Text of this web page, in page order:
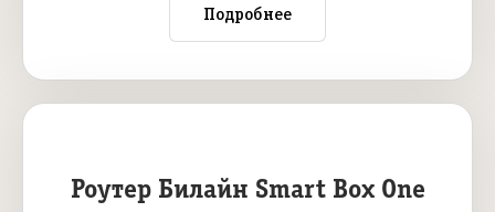
Подробнее
Роутер Билайн Smart Box One